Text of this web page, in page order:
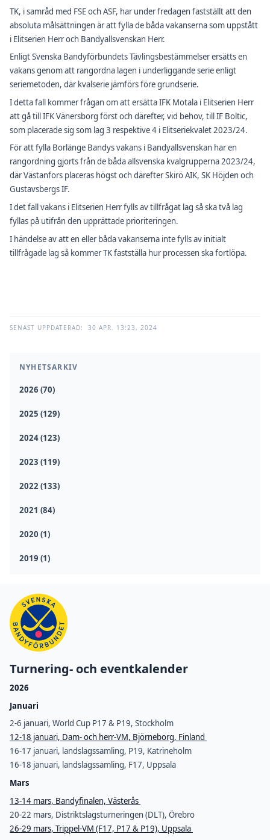
NYHETSARKIV
2026 (70)
2025 (129)
2024 (123)
2023 (119)
2022 (133)
2021 (84)
2020 (1)
2019 (1)
TK, i samråd med FSE och ASF, har under fredagen fastställt att den
absoluta målsättningen är att fylla de båda vakanserna som uppstått
i Elitserien Herr och Bandyallsvenskan Herr.
Enligt Svenska Bandyförbundets Tävlingsbestämmelser ersätts en
vakans genom att rangordna lagen i underliggande serie enligt
seriemetoden, där kvalserie jämförs före grundserie.
I detta fall kommer frågan om att ersätta IFK Motala i Elitserien Herr
att gå till IFK Vänersborg först och därefter, vid behov, till IF Boltic,
som placerade sig som lag 3 respektive 4 i Elitseriekvalet 2023/24.
För att fylla Borlänge Bandys vakans i Bandyallsvenskan har en
rangordning gjorts från de båda allsvenska kvalgrupperna 2023/24,
där Västanfors placeras högst och därefter Skirö AIK, SK Höjden och
Gustavsbergs IF.
I det fall vakans i Elitserien Herr fylls av tillfrågat lag så ska två lag
fyllas på utifrån den upprättade prioriteringen.
I händelse av att en eller båda vakanserna inte fylls av initialt
tillfrågade lag så kommer TK fastställa hur processen ska fortlöpa.
SENAST UPPDATERAD: 30 APR. 13:23, 2024
Turnering- och eventkalender
2026
Januari
2-6 januari, World Cup P17 & P19, Stockholm
12-18 januari, Dam- och herr-VM, Björneborg, Finland
16-17 januari, landslagssamling, P19, Katrineholm
16-18 januari, landslagssamling, F17, Uppsala
Mars
13-14 mars, Bandyfinalen, Västerås
20-22 mars, Distriktslagsturneringen (DLT), Örebro
26-29 mars, Trippel-VM (F17, P17 & P19), Uppsala